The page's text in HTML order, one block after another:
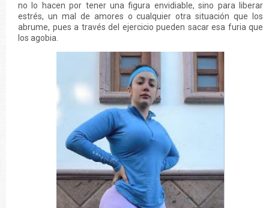
no lo hacen por tener una figura envidiable, sino para liberar
estrés, un mal de amores o cualquier otra situación que los
abrume, pues a través del ejercicio pueden sacar esa furia que
los agobia.